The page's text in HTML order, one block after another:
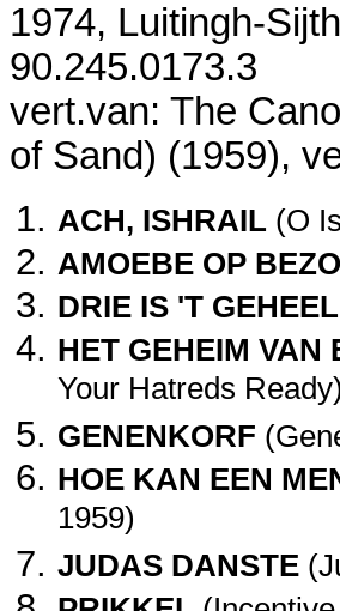
1974, Luitingh-
90.245.0173.3
vert.van: The
of Sand) (1959),
ACH, ISHRAIL (O
AMOEBE OP
DRIE IS 'T GEHEEL
HET GEHEIM VAN
Your Hatreds
GENENKORF
HOE KAN EEN
1959)
JUDAS DANSTE